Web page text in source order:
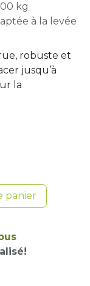
kg
à la levée
robuste et
jusqu’à
la
panier